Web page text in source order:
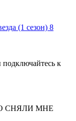
(1 сезон) 8
к
СНЯЛИ МНЕ